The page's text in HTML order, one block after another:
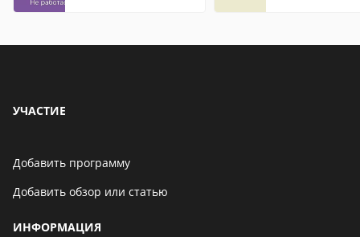
УЧАСТИЕ
Добавить программу
Добавить обзор или статью
ИНФОРМАЦИЯ